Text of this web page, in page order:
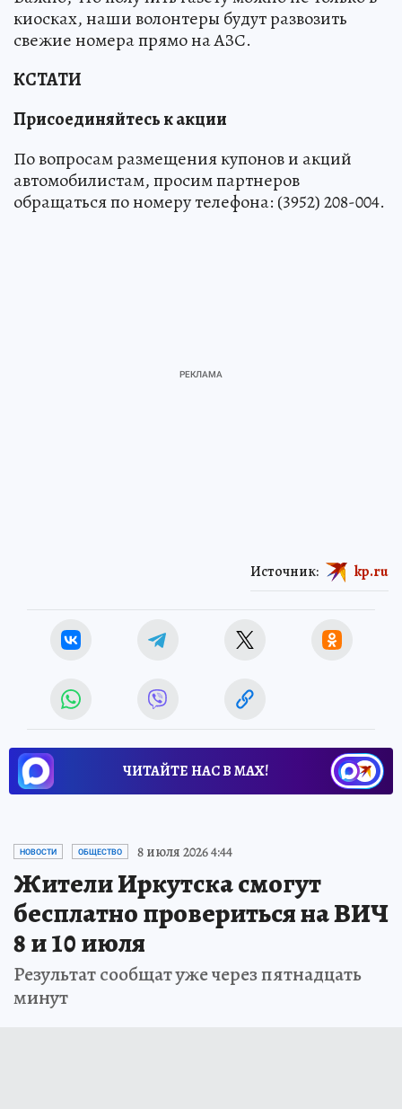
киосках, наши волонтеры будут развозить
свежие номера прямо на АЗС.
КСТАТИ
Присоединяйтесь к акции
По вопросам размещения купонов и акций
автомобилистам, просим партнеров
обращаться по номеру телефона: (3952) 208-004.
Источник: kp.ru
ЧИТАЙТЕ НАС В МАХ!
НОВОСТИ ОБЩЕСТВО 8 июля 2026 4:44
Жители Иркутска смогут
бесплатно провериться на ВИЧ
8 и 10 июля
Результат сообщат уже через пятнадцать
минут